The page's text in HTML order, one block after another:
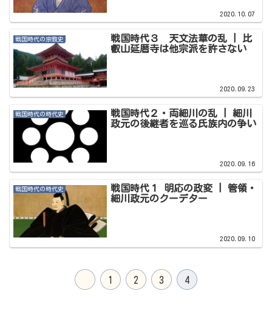
2020.10.07
戦国時代の宗教史
戦国時代３ 天文法華の乱 | 比
叡山延暦寺は他宗派を許さない
2020.09.23
戦国時代の時代史
戦国時代２・両細川の乱 | 細川
政元の後継者を巡る氏族内の争い
2020.09.16
戦国時代の時代史
戦国時代１ 明応の政変 | 管領・
細川政元のクーデター
2020.09.10
1 2 3 4